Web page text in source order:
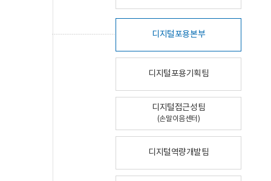
디지털포용본부
디지털포용기획팀
디지털접근성팀
(손말이음센터)
디지털역량개발팀